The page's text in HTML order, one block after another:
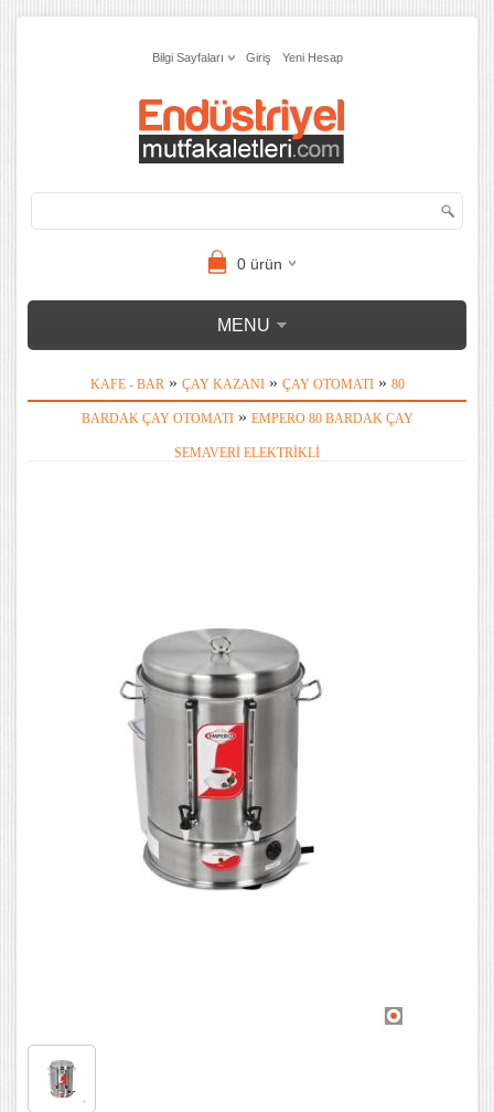
Bilgi Sayfaları Giriş Yeni Hesap
0ürün
MENU
KAFE - BAR » ÇAY KAZANI» ÇAY OTOMATI» 80
BARDAK ÇAY OTOMATI» EMPERO 80 BARDAK ÇAY
SEMAVERI ELEKTRIKLI